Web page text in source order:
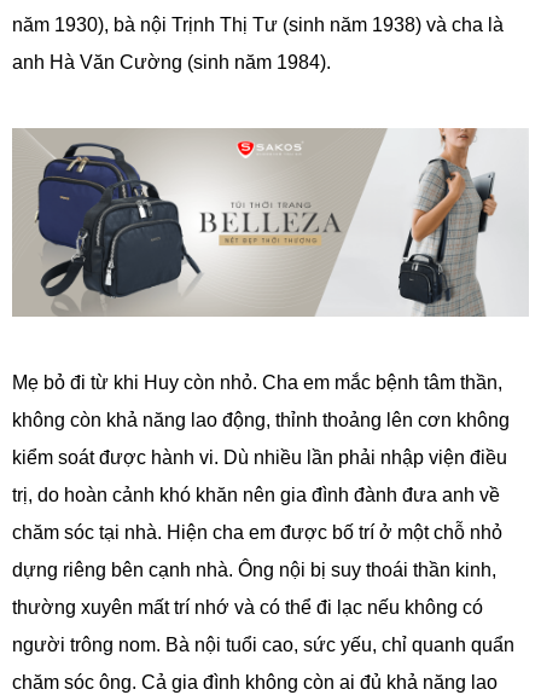
năm 1930), bà nội Trịnh Thị Tư (sinh năm 1938) và cha là
anh Hà Văn Cường (sinh năm 1984).
Mẹ bỏ đi từ khi Huy còn nhỏ. Cha em mắc bệnh tâm thần,
không còn khả năng lao động, thỉnh thoảng lên cơn không
kiểm soát được hành vi. Dù nhiều lần phải nhập viện điều
trị, do hoàn cảnh khó khăn nên gia đình đành đưa anh về
chăm sóc tại nhà. Hiện cha em được bố trí ở một chỗ nhỏ
dựng riêng bên cạnh nhà. Ông nội bị suy thoái thần kinh,
thường xuyên mất trí nhớ và có thể đi lạc nếu không có
người trông nom. Bà nội tuổi cao, sức yếu, chỉ quanh quẩn
chăm sóc ông. Cả gia đình không còn ai đủ khả năng lao